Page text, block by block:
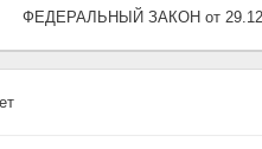
ФЕДЕРАЛЬНЫЙ ЗАКОН от